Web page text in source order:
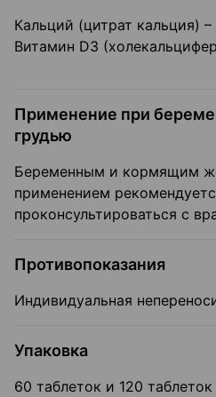
Кальций (цитрат кальция)
Витамин D3
Применение при
грудью
Беременным и кормящим
применением
проконсультироваться с
Противопоказания
Индивидуальная
Упаковка
60 таблеток и 120 таблеток